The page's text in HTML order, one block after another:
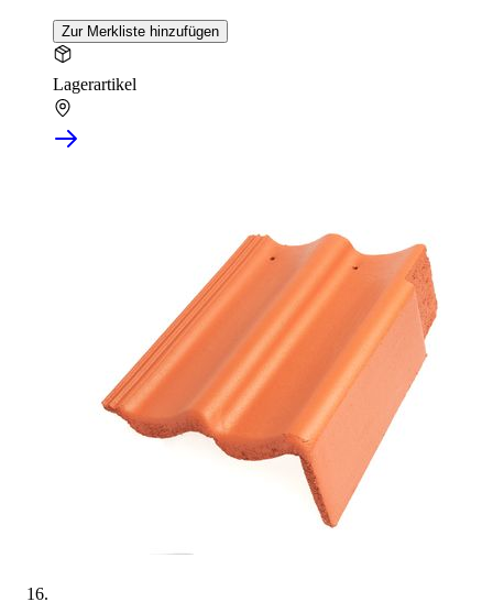
Zur Merkliste hinzufügen
Lagerartikel